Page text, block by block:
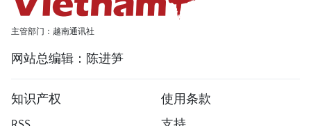
主管部门：越南通讯社
网站总编辑：陈进笋
知识产权
使用条款